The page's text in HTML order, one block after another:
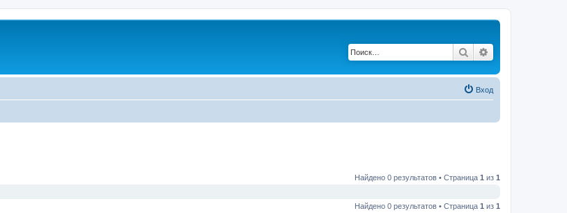
Поиск
Вход
Найдено 0 результатов • Страница 1 из 1
Найдено 0 результатов • Страница 1 из 1